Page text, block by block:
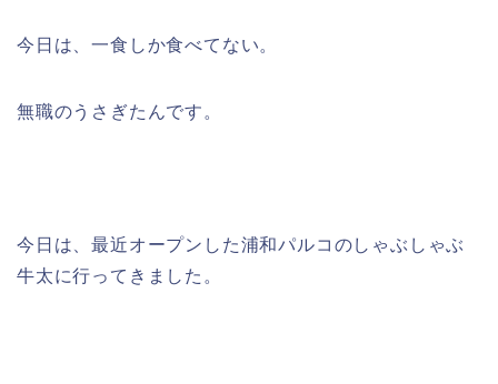
今日は、一食しか食べてない。
無職のうさぎたんです。
今日は、最近オープンした浦和パルコのしゃぶしゃぶ
牛太に行ってきました。